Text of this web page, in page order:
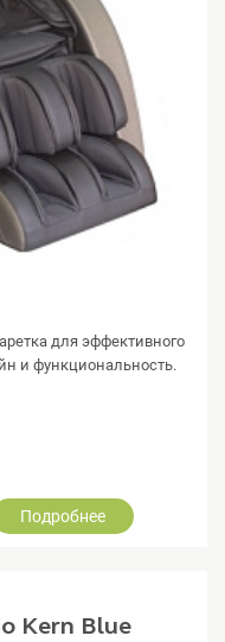
для эффективного
и функциональность.
Подробнее
Kern Blue